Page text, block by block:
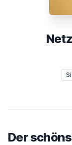
Der